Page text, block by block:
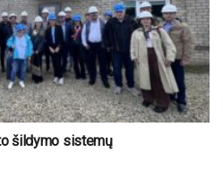
šildymo sistemų